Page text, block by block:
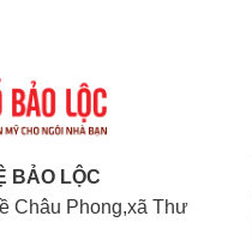
Các tỉnh thành
hàng:
Linh động tuỳ
Gỗ Mỹ Nghệ Bảo Lộc:
BẢO LỘC
Châu Phong,xã Thư